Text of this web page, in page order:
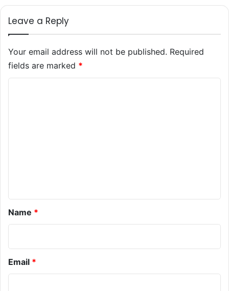
Leave a Reply
Your email address will not be published. Required
fields are marked *
Name *
Email *